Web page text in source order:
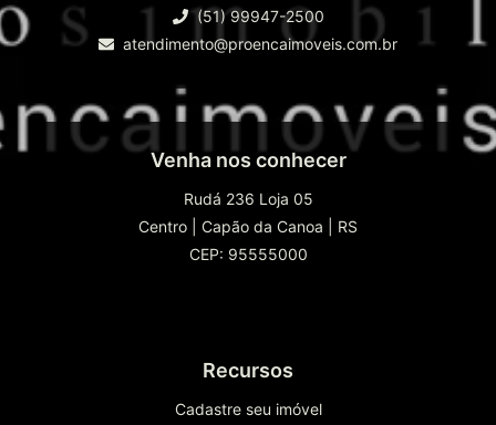
(51) 99947-2500
atendimento@proencaimoveis.com.br
Venha nos conhecer
Rudá 236 Loja 05
Centro
Capão da Canoa
RS
CEP: 95555000
Recursos
Cadastre seu imóvel